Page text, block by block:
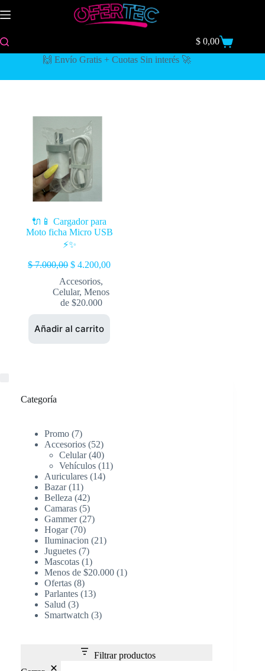
$ 0,00
🙌 Envío Gratis + Cuotas Sin interés 🚀
🔌📱 Cargador para
Moto ficha Micro USB
⚡✨
$7.000,00 $ 4.200,00
Accesorios,
Celular,Menos
de $20.000
Añadir al carrito
Categoría
Promo 7
Accesorios 52
Celular 40
Vehículos 11
Auriculares 14
Bazar 11
Belleza 42
Camaras 5
Gammer 27
Hogar 70
Iluminacion
21
Juguetes 7
Mascotas 1
Menos de $20.000 1
Ofertas 8
Parlantes 13
Salud 3
Smartwatch 3
Filtrar productos